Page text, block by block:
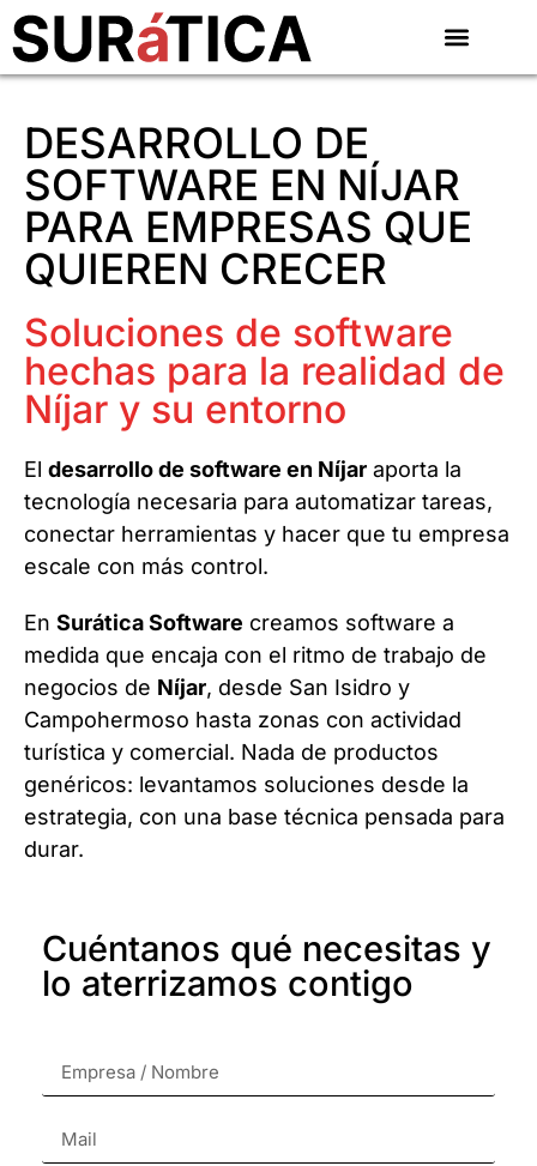
DESARROLLO DE
SOFTWARE EN NÍJAR
PARA EMPRESAS QUE
QUIEREN CRECER
Soluciones de software
hechas para la realidad de
Níjar y su entorno
El desarrollo de software en Níjar aporta la
tecnología necesaria para automatizar tareas,
conectar herramientas y hacer que tu empresa
escale con más control.
En Surática Software creamos software a
medida que encaja con el ritmo de trabajo de
negocios de Níjar, desde San Isidro y
Campohermoso hasta zonas con actividad
turística y comercial. Nada de productos
genéricos: levantamos soluciones desde la
estrategia, con una base técnica pensada para
durar.
Cuéntanos qué necesitas y
lo aterrizamos contigo